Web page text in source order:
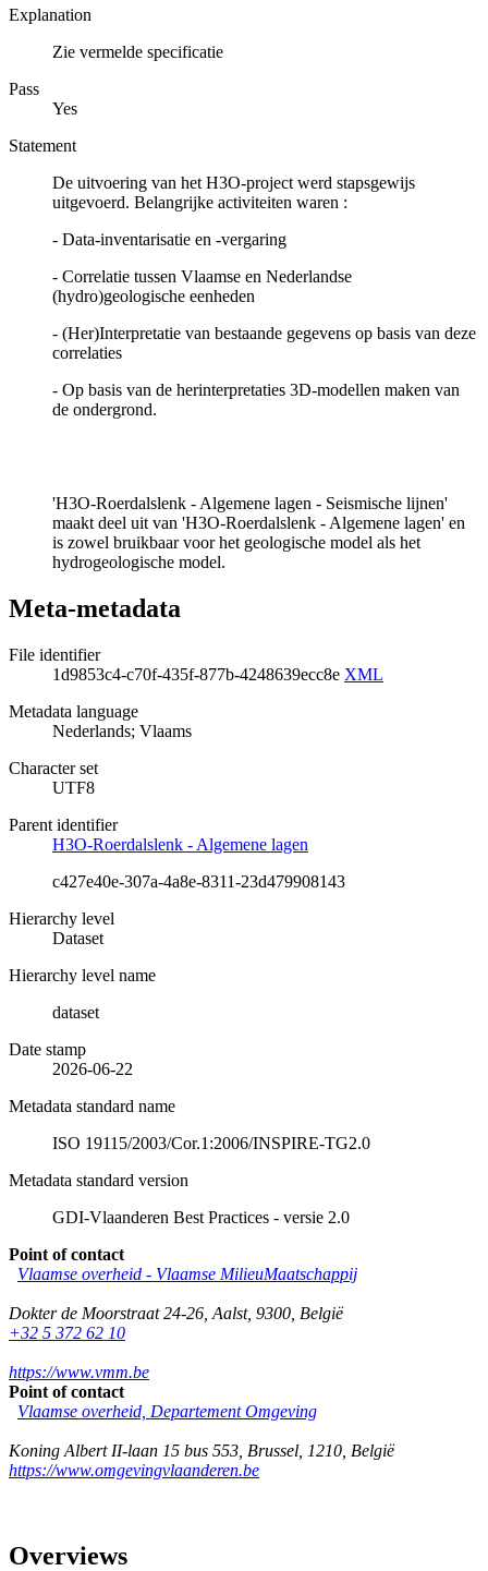
Explanation
Zie vermelde specificatie
Pass
Yes
Statement
De uitvoering van het H3O-project werd stapsgewijs
uitgevoerd. Belangrijke activiteiten waren :
- Data-inventarisatie en -vergaring
- Correlatie tussen Vlaamse en Nederlandse
(hydro)geologische eenheden
- (Her)Interpretatie van bestaande gegevens op basis van deze
correlaties
- Op basis van de herinterpretaties 3D-modellen maken van
de ondergrond.
'H3O-Roerdalslenk - Algemene lagen - Seismische lijnen'
maakt deel uit van 'H3O-Roerdalslenk - Algemene lagen' en
is zowel bruikbaar voor het geologische model als het
hydrogeologische model.
Meta-metadata
File identifier
1d9853c4-c70f-435f-877b-4248639ecc8e XML
Metadata language
Nederlands; Vlaams
Character set
UTF8
Parent identifier
H3O-Roerdalslenk - Algemene lagen
c427e40e-307a-4a8e-8311-23d479908143
Hierarchy level
Dataset
Hierarchy level name
dataset
Date stamp
2026-06-22
Metadata standard name
ISO 19115/2003/Cor.1:2006/INSPIRE-TG2.0
Metadata standard version
GDI-Vlaanderen Best Practices - versie 2.0
Point of contact
Vlaamse overheid - Vlaamse MilieuMaatschappij
Dokter de Moorstraat 24-26 Aalst, 9300 België
+32 5 372 62 10
https://www.vmm.be
Point of contact
Vlaamse overheid, Departement Omgeving
Koning Albert II-laan 15 bus 553 Brussel 1210 België
https://www.omgevingvlaanderen.be
Overviews